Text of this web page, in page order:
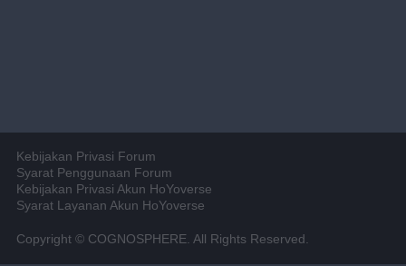
Kebijakan Privasi Forum
Syarat Penggunaan Forum
Kebijakan Privasi Akun HoYoverse
Syarat Layanan Akun HoYoverse
Copyright © COGNOSPHERE. All Rights Reserved.